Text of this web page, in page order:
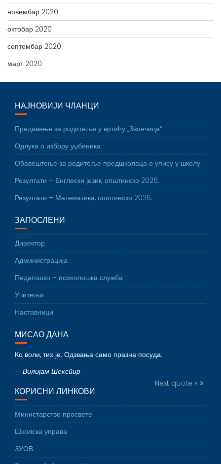
новембар 2020
октобар 2020
септембар 2020
март 2020
НАЈНОВИЈИ ЧЛАНЦИ
Предавање за родитеље у вртићу „Звончица“
Одлука о избору уџбеника
Обавештење за родитеље предшколаца о упису у школу
Резултати – Енглески језик, општинско 2026.
Резултати – Математика, општинско 2026.
ЗАПОСЛЕНИ
Директор
Администрација
Педагошко – психолошка служба
Учитељи
Наставници
МИСАО ДАНА
Ко воли, тих је. Одзвања само празна посуда.
— Вилијам Шекспир
Next quote »
КОРИСНИ ЛИНКОВИ
Министарство просвете
Школска управа
ЗУОВ